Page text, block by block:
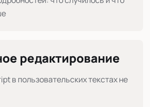
редактирование
в пользовательских текстах не